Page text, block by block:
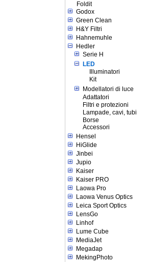
Foldit
Godox
Green Clean
H&Y Filtri
Hahnemuhle
Hedler
Serie H
LED
Illuminatori
Kit
Modellatori di luce
Adattatori
Filtri e protezioni
Lampade, cavi, tubi
Borse
Accessori
Hensel
HiGlide
Jinbei
Jupio
Kaiser
Kaiser PRO
Laowa Pro
Laowa Venus Optics
Leica Sport Optics
LensGo
Linhof
Lume Cube
MediaJet
Megadap
MekingPhoto